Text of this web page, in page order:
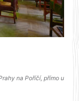
na Poříčí, přímo u